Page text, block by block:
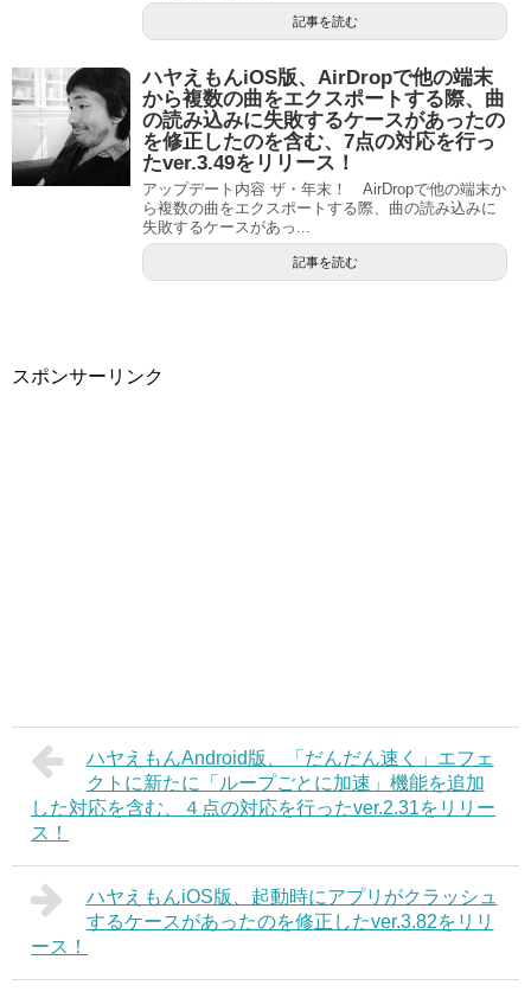
記事を読む
ハヤえもんiOS版、AirDropで他の端末
から複数の曲をエクスポートする際、曲
の読み込みに失敗するケースがあったの
を修正したのを含む、7点の対応を行っ
たver.3.49をリリース！
アップデート内容 ザ・年末！ AirDropで他の端末か
ら複数の曲をエクスポートする際、曲の読み込みに
失敗するケースがあっ...
記事を読む
スポンサーリンク
ハヤえもんAndroid版、「だんだん速く」エフェ
クトに新たに「ループごとに加速」機能を追加
した対応を含む、４点の対応を行ったver.2.31をリリー
ス！
ハヤえもんiOS版、起動時にアプリがクラッシュ
するケースがあったのを修正したver.3.82をリリ
ース！